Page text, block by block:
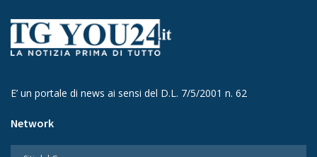
E’ un portale di news ai sensi del D.L. 7/5/2001 n. 62
Network